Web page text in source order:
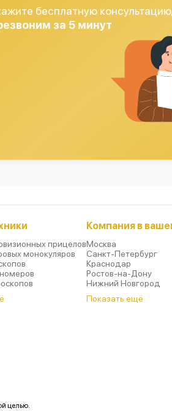
бесплатную консультацию,
за 5 минут
прицелов
монокуляров
Компания в
Москва
Санкт-Петербург
Краснодар
Ростов-на-Дону
Нижний Новгород
Показать ещё
целью.